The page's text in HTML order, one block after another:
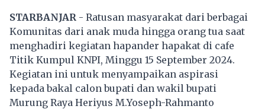
STARBANJAR - Ratusan masyarakat dari berbagai
Komunitas dari anak muda hingga orang tua saat
menghadiri kegiatan hapander hapakat di cafe
Titik Kumpul KNPI, Minggu 15 September 2024.
Kegiatan ini untuk menyampaikan aspirasi
kepada bakal calon bupati dan wakil bupati
Murung Raya Heriyus M.Yoseph-Rahmanto